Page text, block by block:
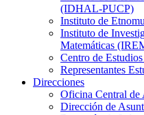
(IDHAL-PUCP)
Instituto de
Instituto de
Matemáticas
Centro de
Representantes
Direcciones
Oficina Central de
Dirección de